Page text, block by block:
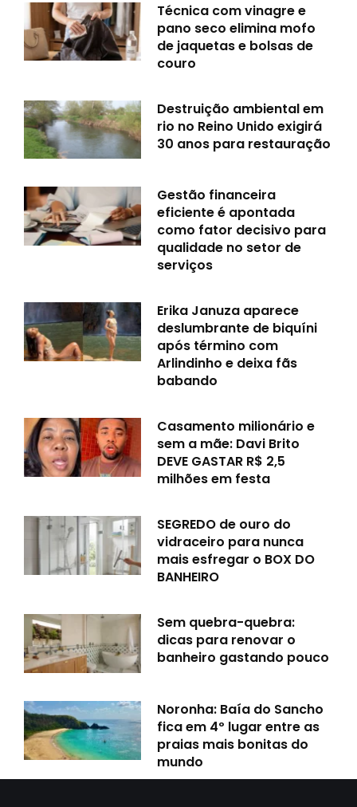
Técnica com vinagre e
pano seco elimina mofo
de jaquetas e bolsas de
couro
Destruição ambiental em
rio no Reino Unido exigirá
30 anos para restauração
Gestão financeira
eficiente é apontada
como fator decisivo para
qualidade no setor de
serviços
Erika Januza aparece
deslumbrante de biquíni
após término com
Arlindinho e deixa fãs
babando
Casamento milionário e
sem a mãe: Davi Brito
DEVE GASTAR R$ 2,5
milhões em festa
SEGREDO de ouro do
vidraceiro para nunca
mais esfregar o BOX DO
BANHEIRO
Sem quebra-quebra:
dicas para renovar o
banheiro gastando pouco
Noronha: Baía do Sancho
fica em 4º lugar entre as
praias mais bonitas do
mundo